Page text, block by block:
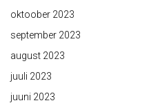
oktoober 2023
september 2023
august 2023
juuli 2023
juuni 2023